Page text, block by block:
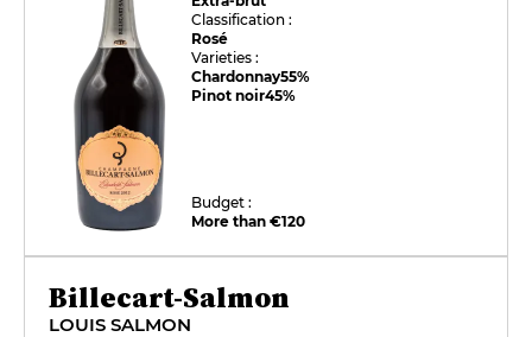
Classification :
Rosé
Varieties :
Chardonnay55%
Pinot noir45%
Budget :
More than €120
Billecart-Salmon
LOUIS SALMON